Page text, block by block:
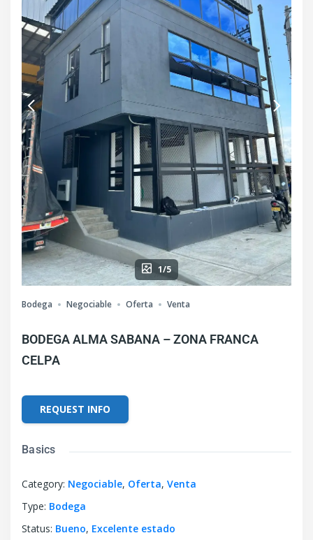
1/5
Bodega Negociable Oferta Venta
BODEGA ALMA SABANA – ZONA FRANCA
CELPA
REQUEST INFO
Basics
Category: Negociable, Oferta,Venta
Type: Bodega
Status: Bueno, Excelente estado